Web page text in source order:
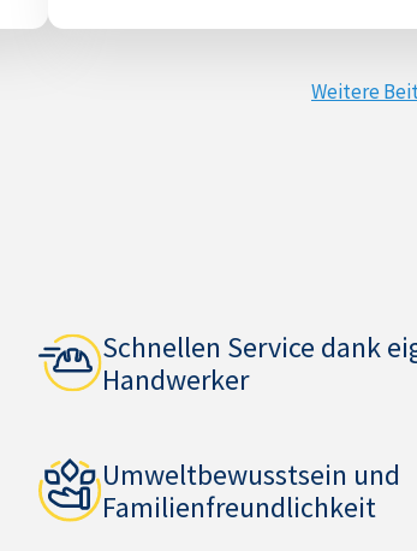
Weitere
Schnellen Service dank
Handwerker
Umweltbewusstsein und
Familienfreundlichkeit